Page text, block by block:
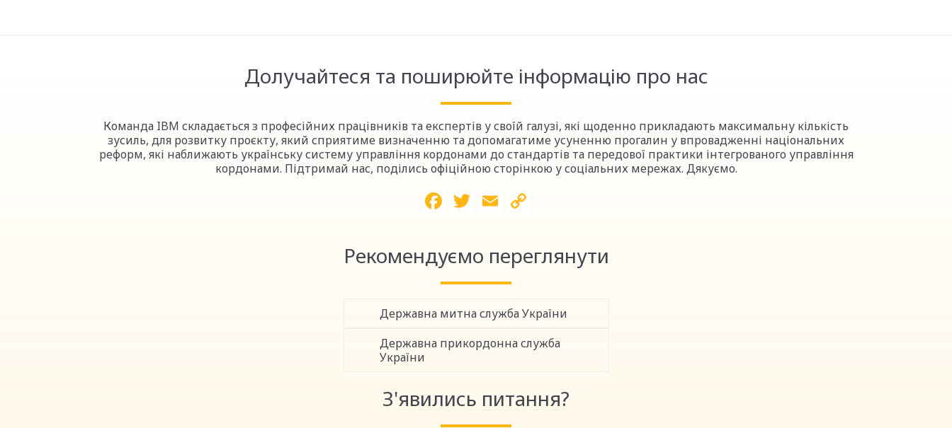
Долучайтеся та поширюйте інформацію про нас
Команда IBM складається з професійних працівників та експертів у своїй галузі, які щоденно прикладають максимальну кількість
зусиль, для розвитку проєкту, який сприятиме визначенню та допомагатиме усуненню прогалин у впровадженні національних
реформ, які наближають українську систему управління кордонами до стандартів та передової практики інтегрованого управління
кордонами. Підтримай нас, поділись офіційною сторінкою у соціальних мережах. Дякуємо.
Facebook
Twitter
Email
Рекомендуємо переглянути
Державна митна служба України
Державна прикордонна служба
України
З'явились питання?